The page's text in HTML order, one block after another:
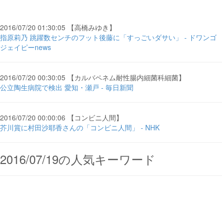
2016/07/20 01:30:05 【高橋みゆき】
指原莉乃 跳躍数センチのフット後藤に「すっごいダサい」 - ドワンゴ
ジェイピーnews
2016/07/20 00:30:05 【カルバペネム耐性腸内細菌科細菌】
公立陶生病院で検出 愛知・瀬戸 - 毎日新聞
2016/07/20 00:00:06 【コンビニ人間】
芥川賞に村田沙耶香さんの「コンビニ人間」 - NHK
2016/07/19の人気キーワード